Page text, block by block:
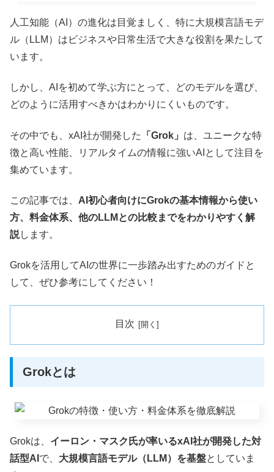
人工知能（AI）の進化は目覚ましく、特に大規模言語モデ
ル（LLM）はビジネスや日常生活で大きな役割を果たして
います。
しかし、AIを初めて学ぶ方にとって、どのモデルを選び、
どのように活用すべきかはわかりにくいものです。
その中でも、xAI社が開発した 「Grok」 は、ユニークな特
徴と高い性能、リアルタイムの情報に強いAIとして注目を
集めています。
この記事では、 AI初心者向けにGrokの基本情報から使い
方、料金体系、他のLLMとの比較までをわかりやすく解
説します。
Grokを活用してAIの世界に一歩踏み出すためのガイドと
して、ぜひ参考にしてください！
目次
Grokとは
Grokは、 イーロン・マスク氏が率いるxAI社が開発した対
話型AI で、 大規模言語モデル（LLM）を基盤としていま